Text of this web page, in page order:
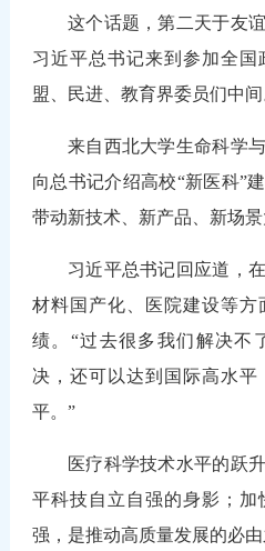
这个话题，第二天于友
习近平总书记来到参加全
盟、民进、教育界委员们中间
来自西北大学生命科学
向总书记介绍高校“新医科”
带动新技术、新产品、新场景
习近平总书记回应道，
材料国产化、医院建设等
绩。“过去很多我们解决不
决，还可以达到国际高水
平。”
医疗科学技术水平的跃
平科技自立自强的身影；加
强，是推动高质量发展的必由